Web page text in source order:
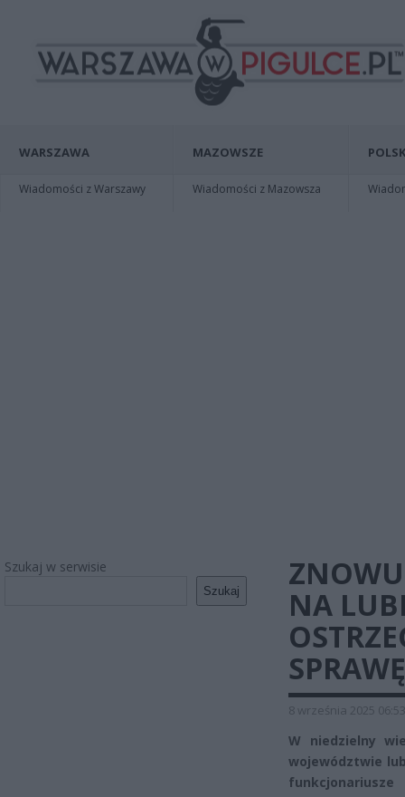
WARSZAWA
Wiadomości z Warszawy
MAZOWSZE
Wiadomości z Mazowsza
Szukaj w serwisie
Szukaj
NA
SPRAWĘ
8 września 2025 06:53
W niedzielny
województwie